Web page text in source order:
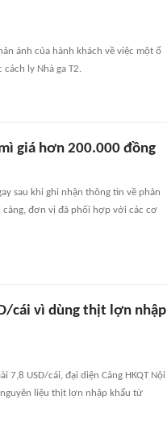
ánh của hành khách về việc một ổ
ly Nhà ga T2.
giá hơn 200.000 đồng
sau khi ghi nhận thông tin về phản
đơn vị đã phối hợp với các cơ
cái vì dùng thịt lợn nhập
7,8 USD/cái, đại diện Cảng HKQT Nội
liệu thịt lợn nhập khẩu từ